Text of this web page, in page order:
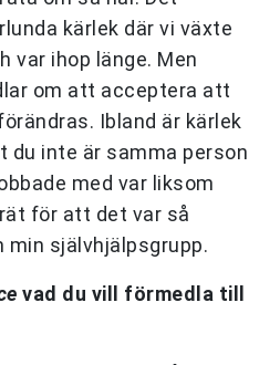
kärlek där vi växte
var ihop länge. Men
om att acceptera att
Ibland är kärlek
inte är samma person
med var liksom
för att det var så
min självhjälpsgrupp.
vad du vill förmedla till